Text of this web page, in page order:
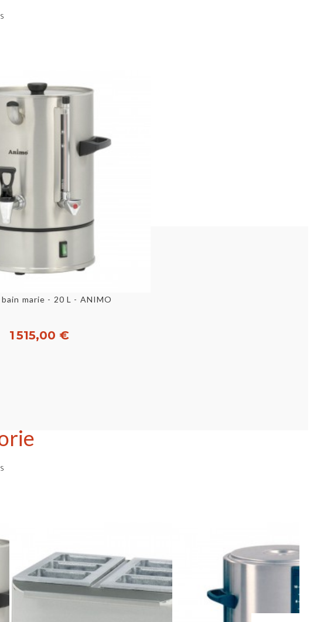
Aperçu rapide
marie - 20 L - ANIMO
1 515,00 €